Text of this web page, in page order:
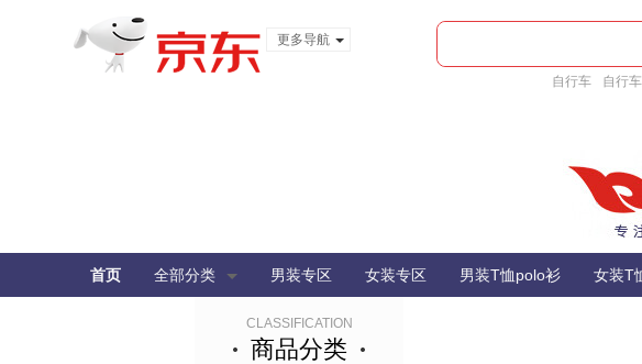
更多导航
自行车 自行
首页 全部分类 男装专区 女装专区 男装T恤polo衫 女装T
CLASSIFICATION
商品分类